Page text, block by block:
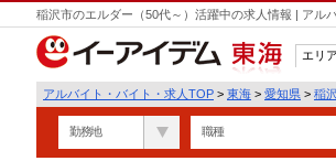
稲沢市のエルダー（50代～）活躍中の求人情報 | アル
東海
エリ
アルバイト・バイト・求人TOP > 東海 > 愛知県 > 稲
勤務地 職種